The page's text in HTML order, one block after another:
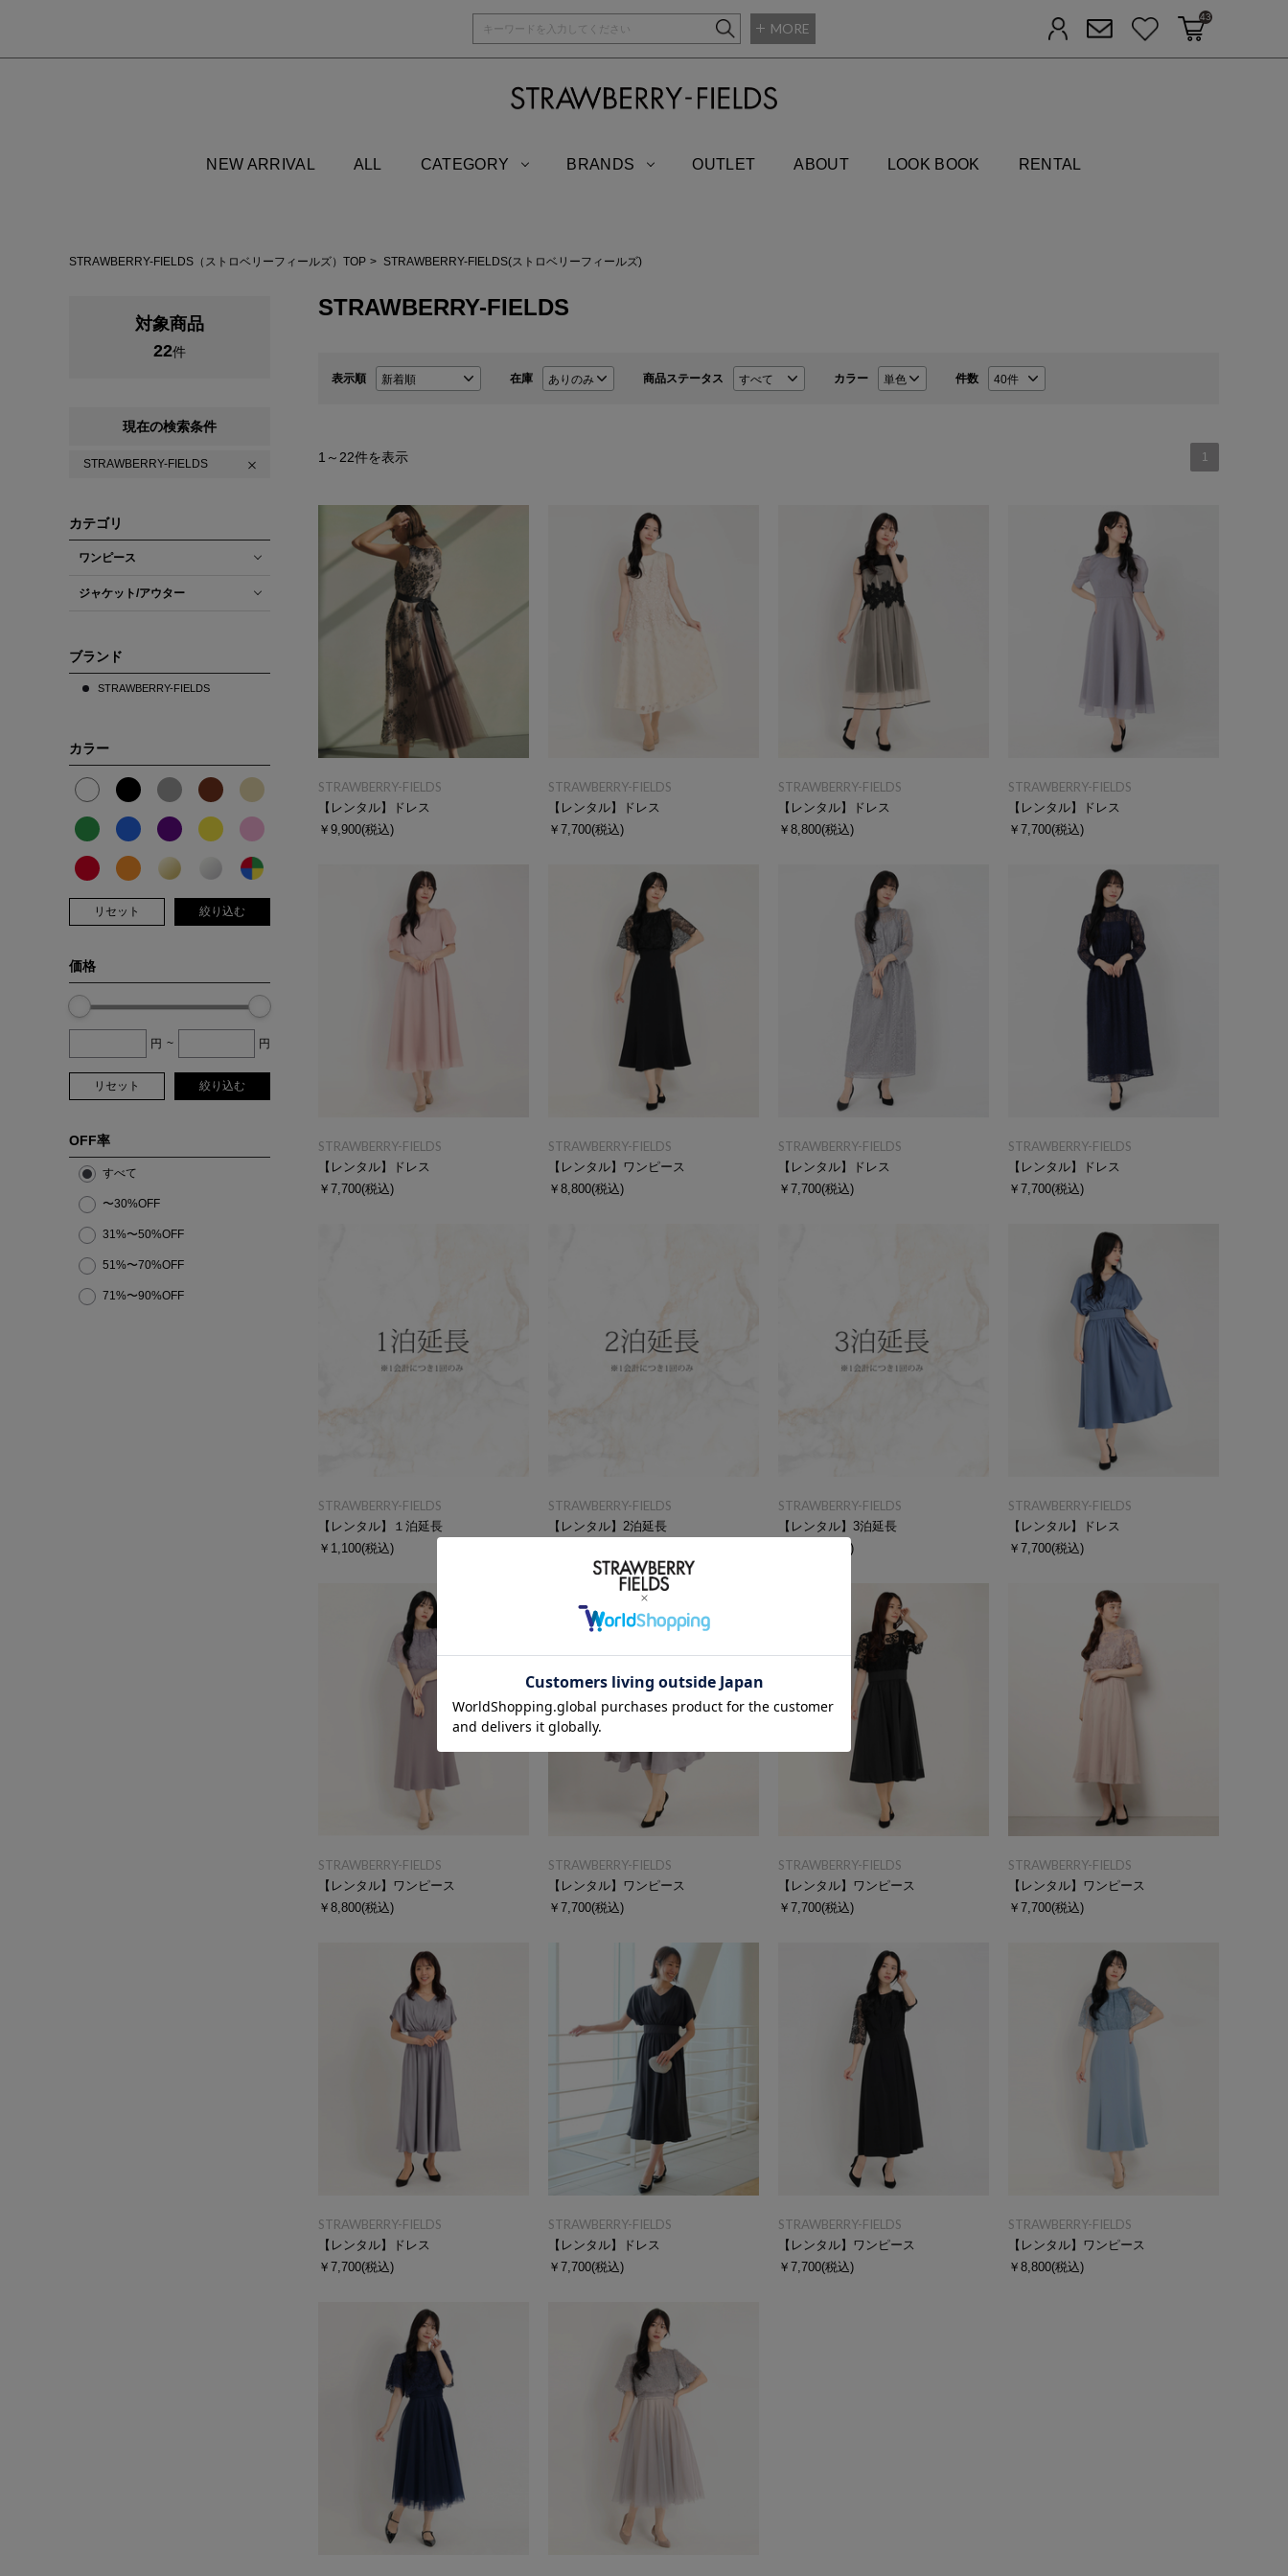
MORE ログイン メルマガ登録お気に入りカートに入れる
43
NEW ARRIVAL ALL CATEGORY BRANDS OUTLET ABOUT LOOK BOOK RENTAL
STRAWBERRY-FIELDS（ストロベリーフィールズ）TOP STRAWBERRY-FIELDS(ストロベリーフィールズ)
対象商品
22件
現在の検索条件
STRAWBERRY-FIELDS
カテゴリ
ワンピース
ジャケット/アウター
ブランド
STRAWBERRY-FIELDS
カラー
リセット 絞り込む
価格
円 ~ 円
リセット 絞り込む
OFF率
すべて
〜30%OFF
31%〜50%OFF
51%〜70%OFF
71%〜90%OFF
STRAWBERRY-FIELDS
表示順 在庫 商品ステータス カラー 件数
1 ～ 22件を表示 1
STRAWBERRY-FIELDS
【レンタル】ドレス
￥9,900(税込)
STRAWBERRY-FIELDS
【レンタル】ドレス
￥7,700(税込)
STRAWBERRY-FIELDS
【レンタル】ドレス
￥8,800(税込)
STRAWBERRY-FIELDS
【レンタル】ドレス
￥7,700(税込)
STRAWBERRY-FIELDS
【レンタル】ドレス
￥7,700(税込)
STRAWBERRY-FIELDS
【レンタル】ワンピース
￥8,800(税込)
STRAWBERRY-FIELDS
【レンタル】ドレス
￥7,700(税込)
STRAWBERRY-FIELDS
【レンタル】ドレス
￥7,700(税込)
STRAWBERRY-FIELDS
【レンタル】１泊延長
￥1,100(税込)
STRAWBERRY-FIELDS
【レンタル】2泊延長
STRAWBERRY-FIELDS
【レンタル】3泊延長
(税込)
STRAWBERRY-FIELDS
【レンタル】ドレス
￥7,700(税込)
STRAWBERRY-FIELDS
【レンタル】ワンピース
￥8,800(税込)
STRAWBERRY-FIELDS
【レンタル】ワンピース
￥7,700(税込)
STRAWBERRY-FIELDS
【レンタル】ワンピース
￥7,700(税込)
STRAWBERRY-FIELDS
【レンタル】ワンピース
￥7,700(税込)
STRAWBERRY-FIELDS
【レンタル】ドレス
￥7,700(税込)
STRAWBERRY-FIELDS
【レンタル】ドレス
￥7,700(税込)
STRAWBERRY-FIELDS
【レンタル】ワンピース
￥7,700(税込)
STRAWBERRY-FIELDS
【レンタル】ワンピース
￥8,800(税込)